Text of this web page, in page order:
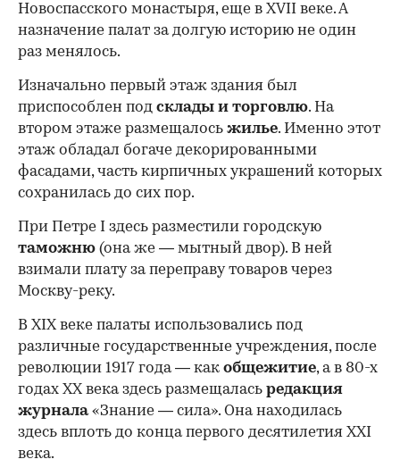
Новоспасского монастыря, еще в XVII веке. А
назначение палат за долгую историю не один
раз менялось.
Изначально первый этаж здания был
приспособлен под склады и торговлю. На
втором этаже размещалось жилье. Именно этот
этаж обладал богаче декорированными
фасадами, часть кирпичных украшений которых
сохранилась до сих пор.
При Петре I здесь разместили городскую
таможню (она же — мытный двор). В ней
взимали плату за переправу товаров через
Москву-реку.
В XIX веке палаты использовались под
различные государственные учреждения, после
революции 1917 года — как общежитие, а в 80-х
годах XX века здесь размещалась редакция
журнала«Знание — сила». Она находилась
здесь вплоть до конца первого десятилетия XXI
века.